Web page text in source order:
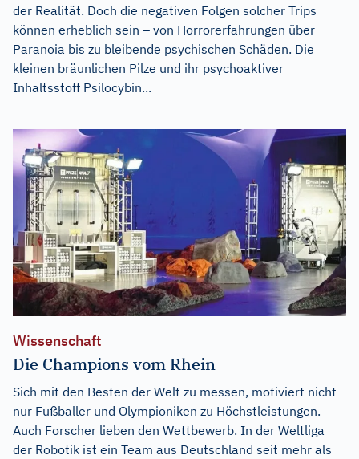
der Realität. Doch die negativen Folgen solcher Trips
können erheblich sein – von Horrorerfahrungen über
Paranoia bis zu bleibende psychischen Schäden. Die
kleinen bräunlichen Pilze und ihr psychoaktiver
Inhaltsstoff Psilocybin...
Wissenschaft
Die Champions vom Rhein
Sich mit den Besten der Welt zu messen, motiviert nicht
nur Fußballer und Olympioniken zu Höchstleistungen.
Auch Forscher lieben den Wettbewerb. In der Weltliga
der Robotik ist ein Team aus Deutschland seit mehr als